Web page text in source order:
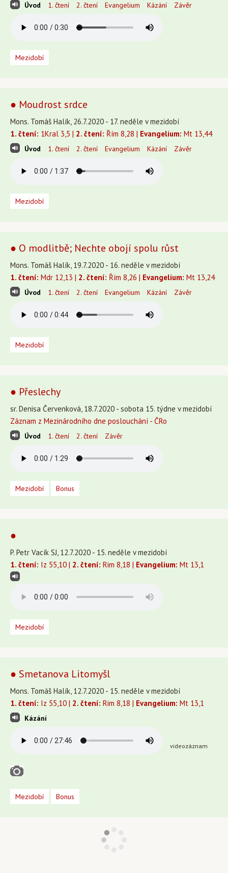
Úvod 1. čtení 2. čtení Evangelium Kázání Závěr
Mezidobí
● Moudrost srdce
Mons. Tomáš Halík, 26.7.2020 - 17. neděle v mezidobí
1. čtení: 1Kral 3,5 | 2. čtení: Řím 8,28 | Evangelium: Mt 13,44
Úvod 1. čtení 2. čtení Evangelium Kázání Závěr
Mezidobí
● O modlitbě; Nechte obojí spolu růst
Mons. Tomáš Halík, 19.7.2020 - 16. neděle v mezidobí
1. čtení: Mdr 12,13 | 2. čtení: Řím 8,26 | Evangelium: Mt 13,24
Úvod 1. čtení 2. čtení Evangelium Kázání Závěr
Mezidobí
● Přeslechy
sr. Denisa Červenková, 18.7.2020 - sobota 15. týdne v mezidobí
Záznam z Mezinárodního dne poslouchání - ČRo
Úvod 1. čtení 2. čtení Závěr
Mezidobí Bonus
●
P. Petr Vacík SJ, 12.7.2020 - 15. neděle v mezidobí
1. čtení: Iz 55,10 | 2. čtení: Rim 8,18 | Evangelium: Mt 13,1
Mezidobí
● Smetanova Litomyšl
Mons. Tomáš Halík, 12.7.2020 - 15. neděle v mezidobí
1. čtení: Iz 55,10 | 2. čtení: Rim 8,18 | Evangelium: Mt 13,1
Kázání
videozáznam
Mezidobí Bonus